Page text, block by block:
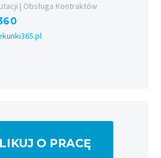
| Obsługa Kontraktów
O PRACĘ